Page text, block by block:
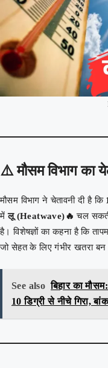
⚠️ मौसम विभाग का
मौसम विभाग ने चेतावनी दी है कि
मेंलू (Heatwave)🔥 चल
है। विशेषज्ञों का कहना है कि
जो सेहत के लिए गंभीर खतरा
See also बिहार का
10 डिग्री से नीचे गिरा,